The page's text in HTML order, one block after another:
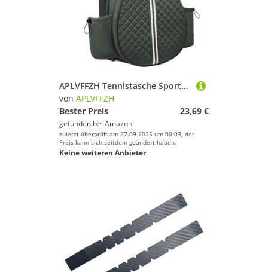
APLVFFZH Tennistasche Sporttasche für Damen Herren Rucksack Schlägertasche Aus Wasserabweisendem Oxford Gewebe für Den Täglichen Gebrauch Und Als Geschenk, GrÜn
von APLVFFZH
Bester Preis
23,69 €
gefunden bei Amazon
zuletzt überprüft am 27.09.2025 um 00:03; der
Preis kann sich seitdem geändert haben.
Keine weiteren Anbieter